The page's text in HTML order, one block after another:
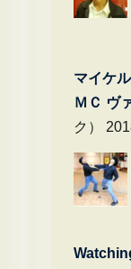
マイケ
ＭＣ ヴ
ク）